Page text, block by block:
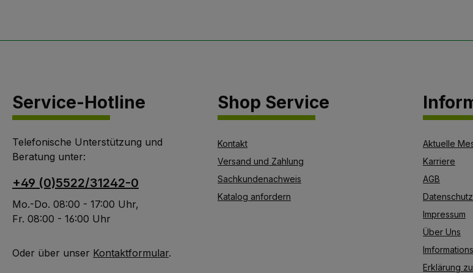
Service-Hotline
Telefonische Unterstützung und
Beratung unter:
+49 (0)5522/31242-0
Mo.-Do. 08:00 - 17:00 Uhr,
Fr. 08:00 - 16:00 Uhr
Oder über unser Kontaktformular.
Shop Service
Kontakt
Versand und Zahlung
Sachkundenachweis
Katalog anfordern
Aktuelle
Karriere
AGB
Impressum
Über Uns
Erklärung